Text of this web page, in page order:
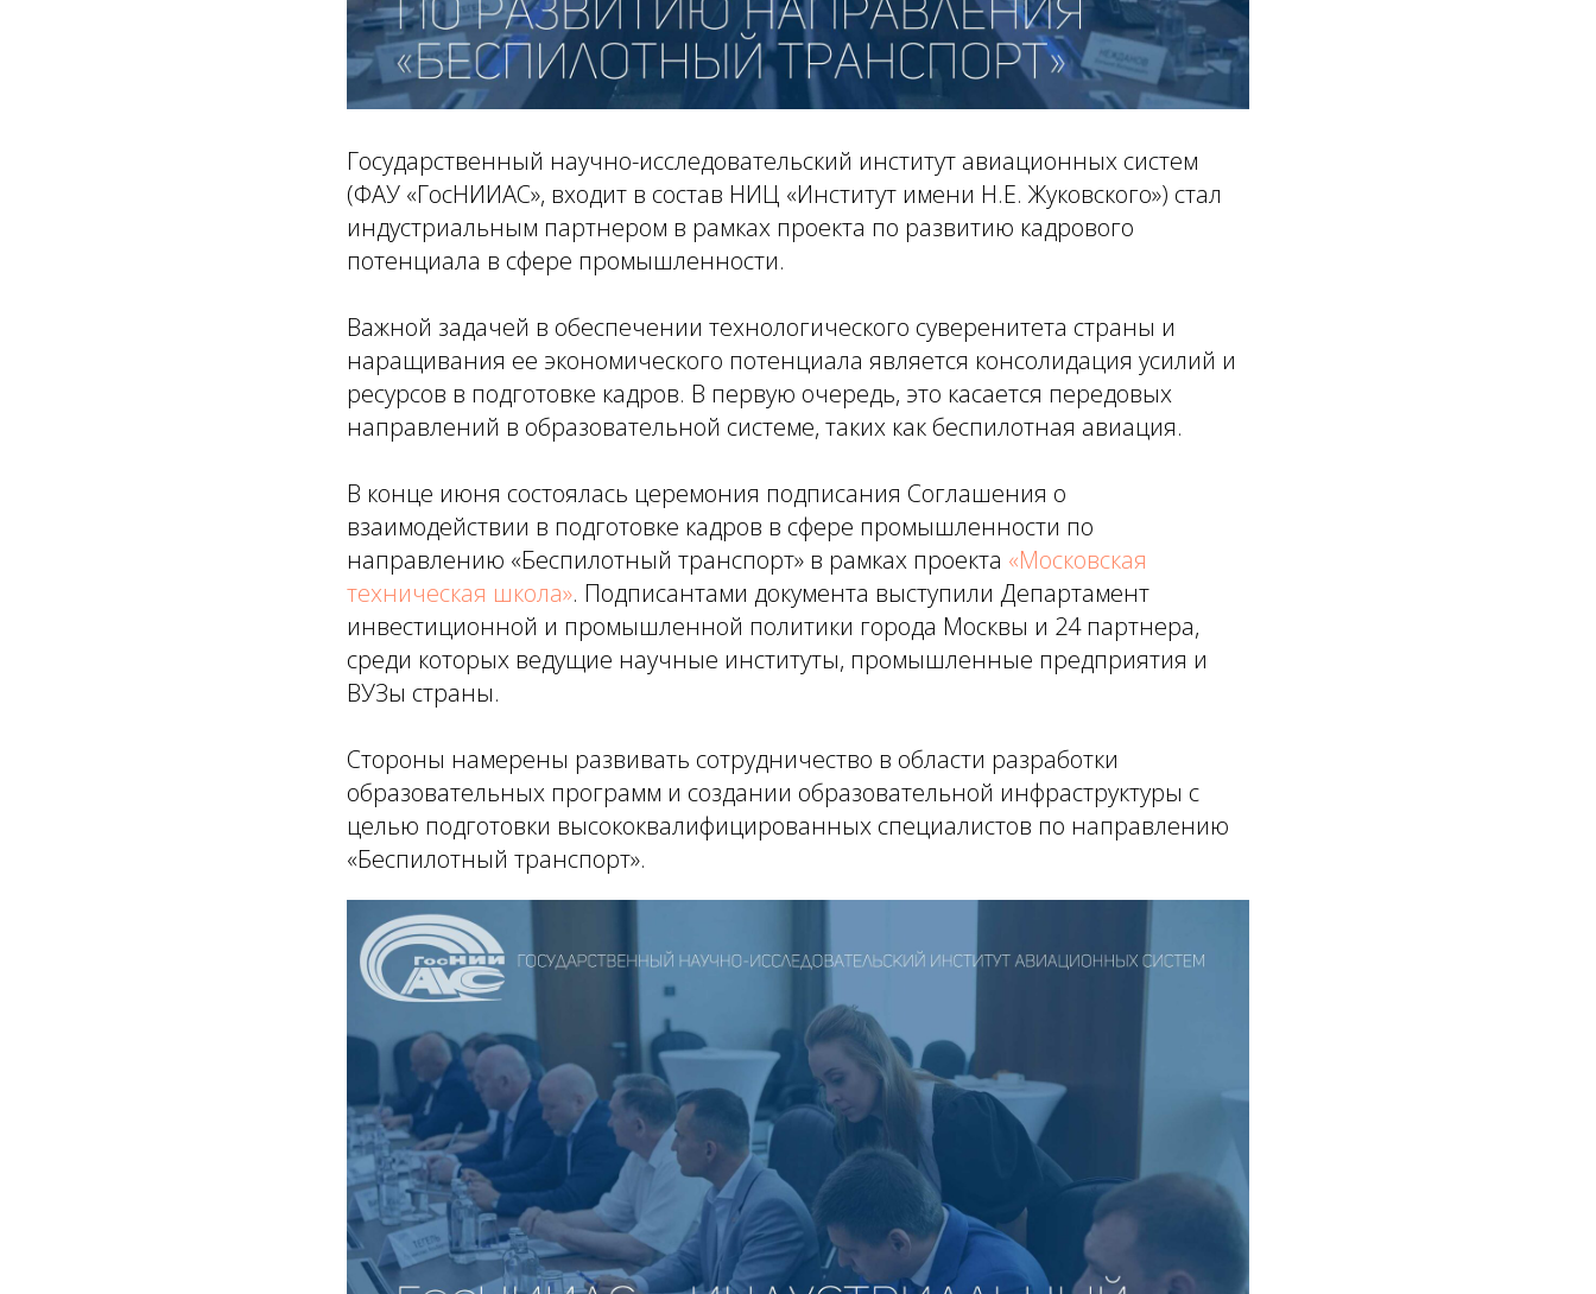
Государственный научно-исследовательский институт авиационных систем
(ФАУ «ГосНИИАС», входит в состав НИЦ «Институт имени Н.Е. Жуковского») стал
индустриальным партнером в рамках проекта по развитию кадрового
потенциала в сфере промышленности.
Важной задачей в обеспечении технологического суверенитета страны и
наращивания ее экономического потенциала является консолидация усилий и
ресурсов в подготовке кадров. В первую очередь, это касается передовых
направлений в образовательной системе, таких как беспилотная авиация.
В конце июня состоялась церемония подписания Соглашения о
взаимодействии в подготовке кадров в сфере промышленности по
направлению «Беспилотный транспорт» в рамках проекта «Московская
техническая школа». Подписантами документа выступили Департамент
инвестиционной и промышленной политики города Москвы и 24 партнера,
среди которых ведущие научные институты, промышленные предприятия и
ВУЗы страны.
Стороны намерены развивать сотрудничество в области разработки
образовательных программ и создании образовательной инфраструктуры с
целью подготовки высококвалифицированных специалистов по направлению
«Беспилотный транспорт».